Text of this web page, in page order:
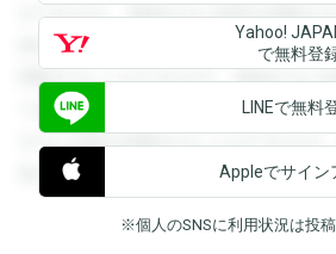
ができます。登録すると回答を閲覧す
録すると回答を閲覧することができま
閲覧することができます。登録すると
できます。登録すると回答を閲覧する
すると回答を閲覧することができます
覧することができます。
Yahoo!
で無料登
LINEで無料
Appleでサイン
※個人のSNSに利用状況は投